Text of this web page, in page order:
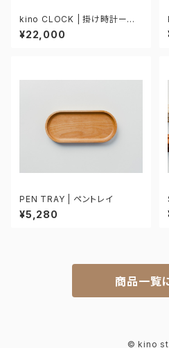
kino CLOCK | 掛け時計ーMD
F
¥22,000
PEN TRAY | ペントレイ
¥5,280
商品一覧
© kino